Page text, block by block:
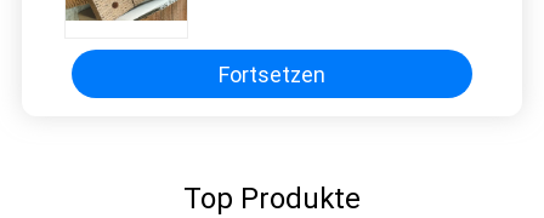
Fortsetzen
Top Produkte